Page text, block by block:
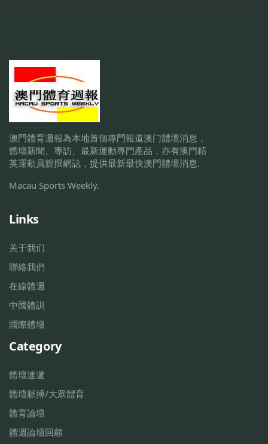
澳門體育週報為本地首個專門報道澳门體壇消息，
體壇新聞、專訪、最新運動專門產品，亦有澳門精
英運動員親撰網誌，提供最新最快澳門體壇消息.
Macau Sports Weekly.
Links
关于我们
聯絡我們
在線體週
中國體訓
國際體壇
Category
體壇速遞
體壇脈搏/大眾體育
體育論壇
體週論壇回顧